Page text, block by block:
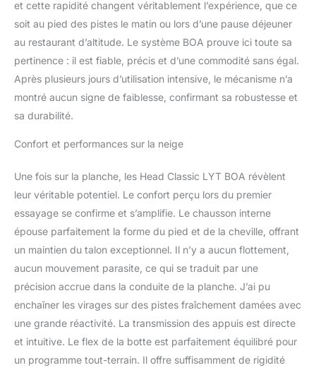
et cette rapidité changent véritablement l’expérience, que ce
soit au pied des pistes le matin ou lors d’une pause déjeuner
au restaurant d’altitude. Le système BOA prouve ici toute sa
pertinence : il est fiable, précis et d’une commodité sans égal.
Après plusieurs jours d’utilisation intensive, le mécanisme n’a
montré aucun signe de faiblesse, confirmant sa robustesse et
sa durabilité.
Confort et performances sur la neige
Une fois sur la planche, les Head Classic LYT BOA révèlent
leur véritable potentiel. Le confort perçu lors du premier
essayage se confirme et s’amplifie. Le chausson interne
épouse parfaitement la forme du pied et de la cheville, offrant
un maintien du talon exceptionnel. Il n’y a aucun flottement,
aucun mouvement parasite, ce qui se traduit par une
précision accrue dans la conduite de la planche. J’ai pu
enchaîner les virages sur des pistes fraîchement damées avec
une grande réactivité. La transmission des appuis est directe
et intuitive. Le flex de la botte est parfaitement équilibré pour
un programme tout-terrain. Il offre suffisamment de rigidité